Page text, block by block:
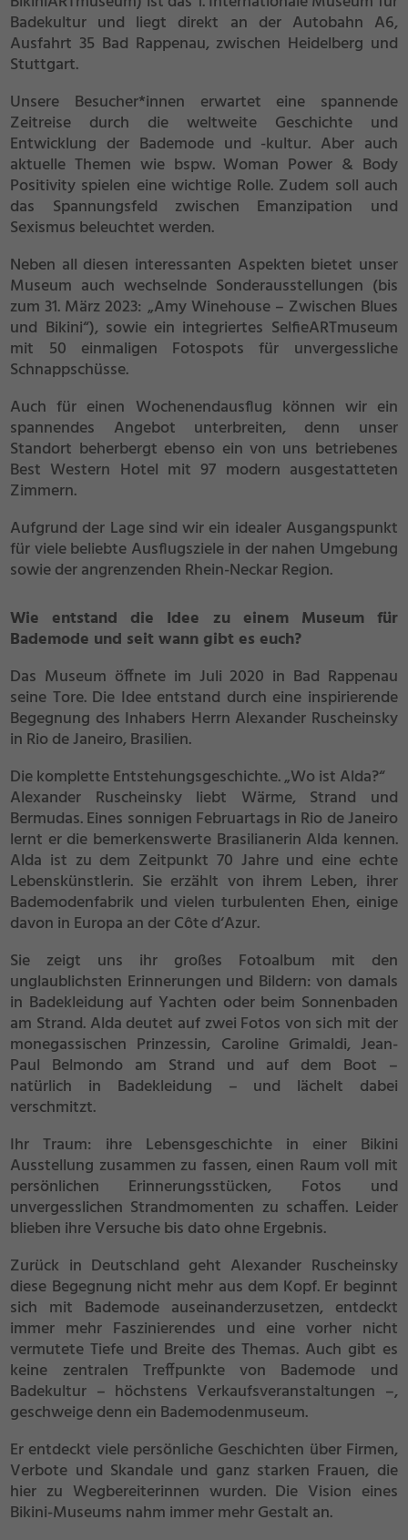
Badekultur und liegt direkt an der Autobahn A6,
Ausfahrt 35 Bad Rappenau, zwischen Heidelberg und
Stuttgart.
Unsere Besucher*innen erwartet eine spannende
Zeitreise durch die weltweite Geschichte und
Entwicklung der Bademode und -kultur. Aber auch
aktuelle Themen wie bspw. Woman Power & Body
Positivity spielen eine wichtige Rolle. Zudem soll auch
das Spannungsfeld zwischen Emanzipation und
Sexismus beleuchtet werden.
Neben all diesen interessanten Aspekten bietet unser
Museum auch wechselnde Sonderausstellungen (bis
zum 31. März 2023: „Amy Winehouse – Zwischen Blues
und Bikini“), sowie ein integriertes SelfieARTmuseum
mit 50 einmaligen Fotospots für unvergessliche
Schnappschüsse.
Auch für einen Wochenendausflug können wir ein
spannendes Angebot unterbreiten, denn unser
Standort beherbergt ebenso ein von uns betriebenes
Best Western Hotel mit 97 modern ausgestatteten
Zimmern.
Aufgrund der Lage sind wir ein idealer Ausgangspunkt
für viele beliebte Ausflugsziele in der nahen Umgebung
sowie der angrenzenden Rhein-Neckar Region.
Wie entstand die Idee zu einem Museum für
Bademode und seit wann gibt es euch?
Das Museum öffnete im Juli 2020 in Bad Rappenau
seine Tore. Die Idee entstand durch eine inspirierende
Begegnung des Inhabers Herrn Alexander Ruscheinsky
in Rio de Janeiro, Brasilien.
Die komplette Entstehungsgeschichte. „Wo ist Alda?“
Alexander Ruscheinsky liebt Wärme, Strand und
Bermudas. Eines sonnigen Februartags in Rio de Janeiro
lernt er die bemerkenswerte Brasilianerin Alda kennen.
Alda ist zu dem Zeitpunkt 70 Jahre und eine echte
Lebenskünstlerin. Sie erzählt von ihrem Leben, ihrer
Bademodenfabrik und vielen turbulenten Ehen, einige
davon in Europa an der Côte d‘Azur.
Sie zeigt uns ihr großes Fotoalbum mit den
unglaublichsten Erinnerungen und Bildern: von damals
in Badekleidung auf Yachten oder beim Sonnenbaden
am Strand. Alda deutet auf zwei Fotos von sich mit der
monegassischen Prinzessin, Caroline Grimaldi, Jean-
Paul Belmondo am Strand und auf dem Boot –
natürlich in Badekleidung – und lächelt dabei
verschmitzt.
Ihr Traum: ihre Lebensgeschichte in einer Bikini
Ausstellung zusammen zu fassen, einen Raum voll mit
persönlichen Erinnerungsstücken, Fotos und
unvergesslichen Strandmomenten zu schaffen. Leider
blieben ihre Versuche bis dato ohne Ergebnis.
Zurück in Deutschland geht Alexander Ruscheinsky
diese Begegnung nicht mehr aus dem Kopf. Er beginnt
sich mit Bademode auseinanderzusetzen, entdeckt
immer mehr Faszinierendes und eine vorher nicht
vermutete Tiefe und Breite des Themas. Auch gibt es
keine zentralen Treffpunkte von Bademode und
Badekultur – höchstens Verkaufsveranstaltungen –,
geschweige denn ein Bademodenmuseum.
Er entdeckt viele persönliche Geschichten über Firmen,
Verbote und Skandale und ganz starken Frauen, die
hier zu Wegbereiterinnen wurden. Die Vision eines
Bikini-Museums nahm immer mehr Gestalt an.